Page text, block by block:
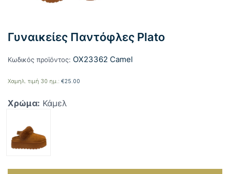
Γυναικείες Παντόφλες Plato
Κωδικός προϊόντος: OX23362 Camel
Χαμηλ. τιμή 30 ημ.: €25.00
Χρώμα: Κάμελ